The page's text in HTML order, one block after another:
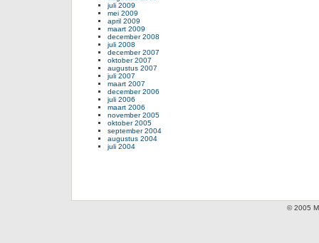
juli 2009
mei 2009
april 2009
maart 2009
december 2008
juli 2008
december 2007
oktober 2007
augustus 2007
juli 2007
maart 2007
december 2006
juli 2006
maart 2006
november 2005
oktober 2005
september 2004
augustus 2004
juli 2004
© 2005